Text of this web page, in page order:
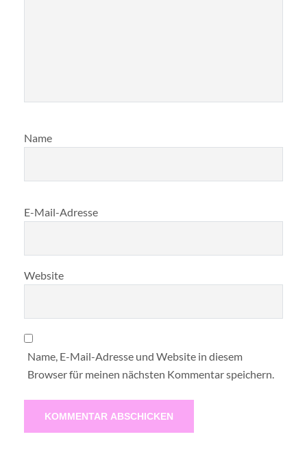
Name
E-Mail-Adresse
Website
Name, E-Mail-Adresse und Website in diesem
Browser für meinen nächsten Kommentar speichern.